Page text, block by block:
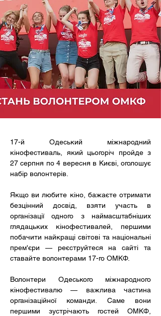
17-й Одеський міжнародний
кінофестиваль, який цьогоріч пройде з
27 серпня по 4 вересня в Києві, оголошує
набір волонтерів.
Якщо ви любите кіно, бажаєте отримати
безцінний досвід, взяти участь в
організації одного з наймасштабніших
глядацьких кінофестивалей, першими
побачити найкращі світові та національні
прем'єри — реєструйтеся на сайті та
ставайте волонтерами 17-го ОМКФ.
Волонтери Одеського міжнародного
кінофестивалю — важлива частина
організаційної команди. Саме вони
першими зустрічають гостей ОМКФ,